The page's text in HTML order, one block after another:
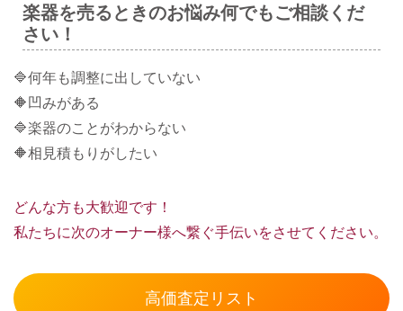
楽器を売るときのお悩み何でもご相談くだ
さい！
🔷何年も調整に出していない
🔶凹みがある
🔷楽器のことがわからない
🔶相見積もりがしたい
どんな方も大歓迎です！
私たちに次のオーナー様へ繋ぐ手伝いをさせてください。
高価査定リスト